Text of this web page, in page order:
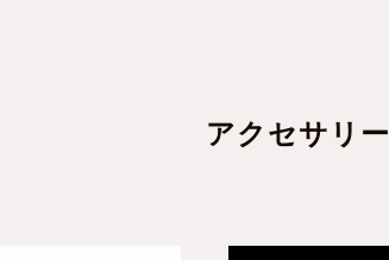
アクセサリー